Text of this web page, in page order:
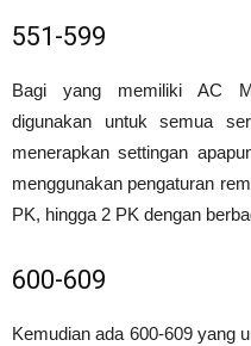
551-599
Bagi yang memiliki AC
digunakan untuk semua
menerapkan settingan
menggunakan pengaturan
PK, hingga 2 PK dengan
600-609
Kemudian ada 600-609 yang